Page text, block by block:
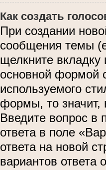
Как создать
При создании
сообщения темы
щелкните
основной формой
используемого
формы, то значит,
Введите вопрос в
ответа в поле
ответа на новой
вариантов ответа